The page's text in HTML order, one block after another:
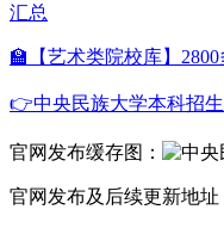
汇总
🏫【艺术类院校库】
👉中央民族大学本科招
官网发布缓存图：
官网发布及后续更新地址